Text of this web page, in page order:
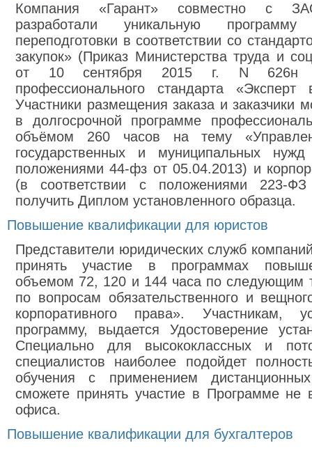
Компания «Гарант» совместно с
разработали уникальную программу
переподготовки в соответствии со
закупок» (Приказ Министерства труда и
от 10 сентября 2015 г. N 626н
профессионального стандарта
Участники размещения заказа и заказчики
в долгосрочной программе
объёмом 260 часов на тему
государственных и муниципальных
положениями 44-фз от 05.04.2013) и
(в соответствии с положениями 223-
получить Диплом установленного образца.
Повышение квалификации для юристов
Представители юридических служб
принять участие в программах
объемом 72, 120 и 144 часа по
по вопросам обязательственного и
корпоративного права». Участникам,
программу, выдается Удостоверение
Специально для высококлассных и
специалистов наиболее подойдет
обучения с применением
сможете принять участие в Программе
офиса.
Повышение квалификации для бухгалтеров